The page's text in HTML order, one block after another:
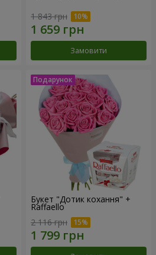
1 843 грн
Замовити
Букет "Дотик кохання" +
Raffaello
2 116 грн